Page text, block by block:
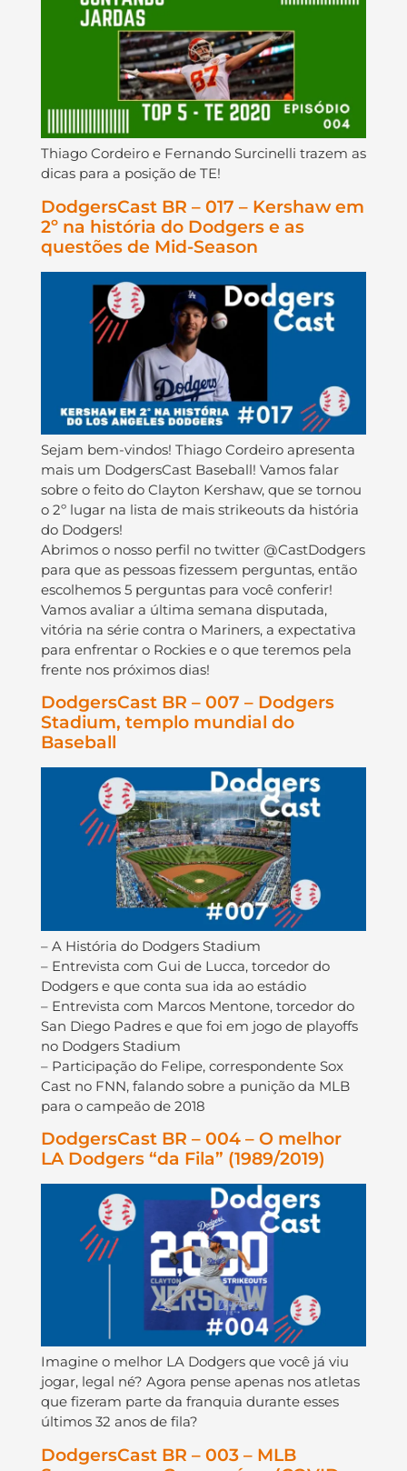
Thiago Cordeiro e Fernando Surcinelli trazem as
dicas para a posição de TE!
DodgersCast BR – 017 – Kershaw em
2º na história do Dodgers e as
questões de Mid-Season
Sejam bem-vindos! Thiago Cordeiro apresenta
mais um DodgersCast Baseball! Vamos falar
sobre o feito do Clayton Kershaw, que se tornou
o 2º lugar na lista de mais strikeouts da história
do Dodgers!
Abrimos o nosso perfil no twitter @CastDodgers
para que as pessoas fizessem perguntas, então
escolhemos 5 perguntas para você conferir!
Vamos avaliar a última semana disputada,
vitória na série contra o Mariners, a expectativa
para enfrentar o Rockies e o que teremos pela
frente nos próximos dias!
DodgersCast BR – 007 – Dodgers
Stadium, templo mundial do
Baseball
– A História do Dodgers Stadium
– Entrevista com Gui de Lucca, torcedor do
Dodgers e que conta sua ida ao estádio
– Entrevista com Marcos Mentone, torcedor do
San Diego Padres e que foi em jogo de playoffs
no Dodgers Stadium
– Participação do Felipe, correspondente Sox
Cast no FNN, falando sobre a punição da MLB
para o campeão de 2018
DodgersCast BR – 004 – O melhor
LA Dodgers “da Fila” (1989/2019)
Imagine o melhor LA Dodgers que você já viu
jogar, legal né? Agora pense apenas nos atletas
que fizeram parte da franquia durante esses
últimos 32 anos de fila?
DodgersCast BR – 003 – MLB